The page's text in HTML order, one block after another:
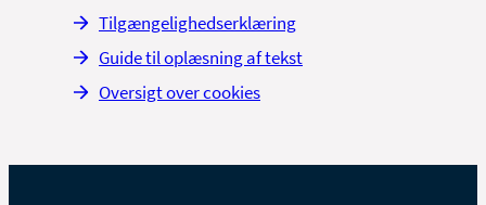
Tilgængelighedserklæring
Guide til oplæsning af tekst
Oversigt over cookies